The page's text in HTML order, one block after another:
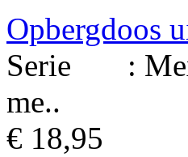
Opbergdoos
Serie :
me..
€ 18,95